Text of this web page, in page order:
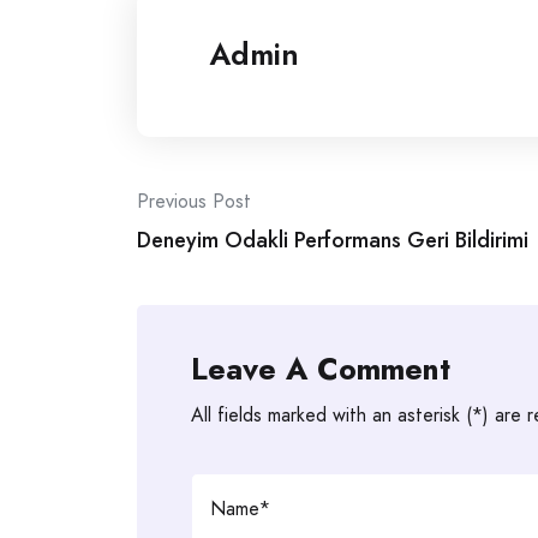
Admin
Post
navigation
Previous Post
Deneyim Odakli Performans Geri Bildirimi
Leave A Comment
All fields marked with an asterisk (*) are